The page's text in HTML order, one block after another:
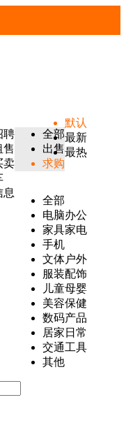
聘
售
卖
息
全部
出售
求购
全部
电脑办公
家具家电
手机
文体户外
服装配饰
儿童母婴
美容保健
数码产品
居家日常
交通工具
其他
默认
最新
最热